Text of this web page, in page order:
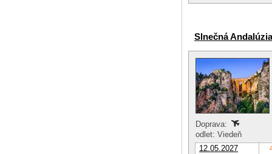
Slnečná
Doprava:
odlet: Viedeň
12.05.2027